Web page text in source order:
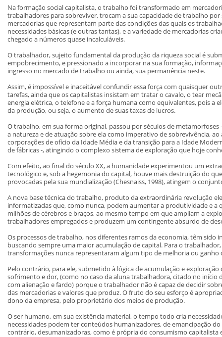
Na formação social capitalista, o trabalho foi transformado em
trabalhadores para sobreviver, trocam a sua capacidade de trabalho
mercadorias que representam parte das condições das quais os
necessidades básicas (e outras tantas), e a variedade de mercadorias
chegado a números quase incalculáveis.
O trabalhador, sujeito fundamental da produção da riqueza social é
empobrecimento, e pressionado a incorporar na sua formação,
ingresso no mercado de trabalho ou ainda, sua permanência neste.
Assim, é impossível e inaceitável confundir essa força com quaisquer
tarefas, ainda que os capitalistas insistam em tratar o cavalo, o tear
energia elétrica, o telefone e a força humana como equivalentes, pois a
da produção, ou seja, o aumento de suas taxas de lucros.
O trabalho, em sua forma original, passou por séculos de
a natureza e de atuação sobre ela como imperativo de sobrevivência,
corporações de ofício da Idade Média e da transição para a Idade
de fábricas -, atingindo o complexo sistema de exploração que hoje
Com efeito, ao final do século XX, a humanidade experimentou um
tecnológico e, sob a hegemonia do capital, houve mais destruição do
provocadas pela sua mundialização (Chesnaiss, 1998), atingem o
A nova base técnica do trabalho, produto da extraordinária revolução
informatizadas que, como nunca, podem aumentar a produtividade e a
milhões de cérebros e braços, ao mesmo tempo em que ampliam a
trabalhadores empregados e produzem um contingente absurdo de
Os processos de trabalho, nos diferentes ramos da economia, têm sido
buscando sempre uma maior acumulação de capital. Para o
transformações nunca representaram algum tipo de melhoria ou
Pelo contrário, para ele, submetido à lógica de acumulação e
sofrimento e dor, (como no caso da aluna trabalhadora, citado no
com alienação e fardo) porque o trabalhador não é capaz de decidir
das mercadorias e valores que produz. O fruto do seu esforço é
dono da empresa, pelo proprietário dos meios de produção.
O ser humano, em sua existência material, o tempo todo cria
necessidades podem ter conteúdos humanizadores, de emancipação
contrário, desumanizadoras, como é própria do consumismo